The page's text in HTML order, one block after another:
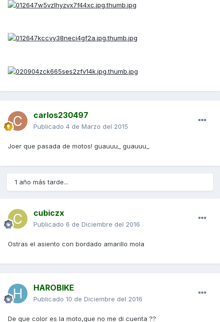
carlos230497
Publicado 4 de Marzo del 2015
Joer que pasada de motos! guauuu_ guauuu_
1 año más tarde...
cubiczx
Publicado 6 de Diciembre del 2016
Ostras el asiento con bordado amarillo mola
HAROBIKE
Publicado 10 de Diciembre del 2016
De que color es la moto,que no me di cuenta ??